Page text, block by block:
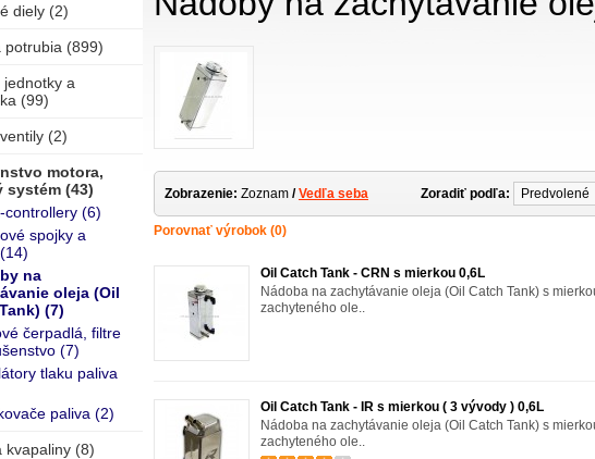
diely (2)
potrubia (899)
jednotky a
(99)
(2)
motora,
systém (43)
controllery (6)
spojky a
na
oleja (Oil
(7)
čerpadlá, filtre
(7)
tlaku paliva
paliva (2)
kvapaliny (8)
Zobrazenie: Zoznam / Vedľa seba Zoradiť podľa:
Porovnať výrobok (0)
Oil Catch Tank - CRN s mierkou 0,6L
Nádoba na zachytávanie oleja (Oil Catch Tank) s
zachyteného ole..
Oil Catch Tank - IR s mierkou ( 3 vývody ) 0,6L
Nádoba na zachytávanie oleja (Oil Catch Tank) s
zachyteného ole..